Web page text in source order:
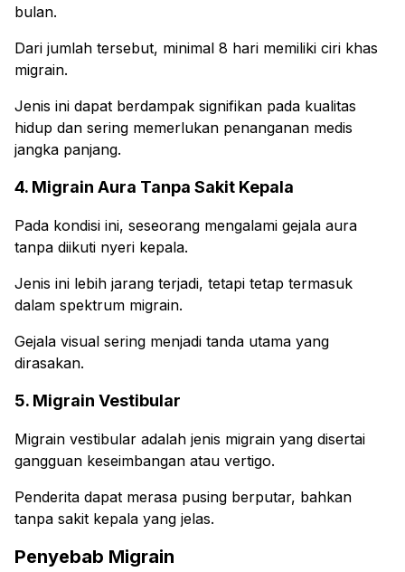
bulan.
Dari jumlah tersebut, minimal 8 hari memiliki ciri khas
migrain.
Jenis ini dapat berdampak signifikan pada kualitas
hidup dan sering memerlukan penanganan medis
jangka panjang.
4. Migrain Aura Tanpa Sakit Kepala
Pada kondisi ini, seseorang mengalami gejala aura
tanpa diikuti nyeri kepala.
Jenis ini lebih jarang terjadi, tetapi tetap termasuk
dalam spektrum migrain.
Gejala visual sering menjadi tanda utama yang
dirasakan.
5. Migrain Vestibular
Migrain vestibular adalah jenis migrain yang disertai
gangguan keseimbangan atau vertigo.
Penderita dapat merasa pusing berputar, bahkan
tanpa sakit kepala yang jelas.
Penyebab Migrain